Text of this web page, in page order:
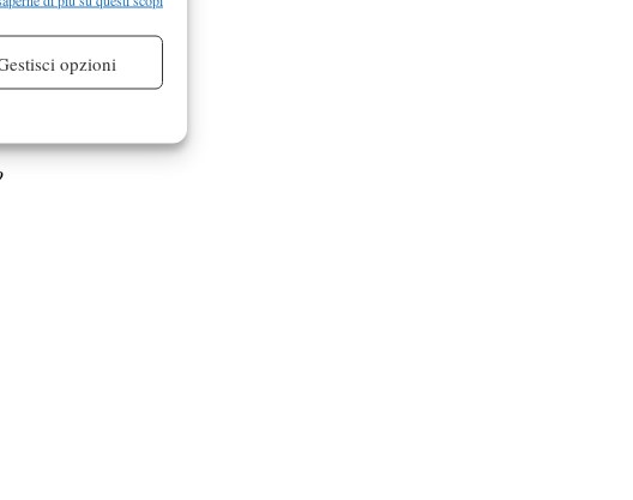
Sempre attivo
opzioni